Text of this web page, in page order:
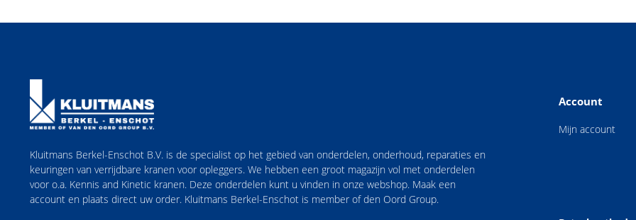
Kluitmans Berkel-Enschot B.V. is de specialist op het gebied van onderdelen, onderhoud, reparaties en
keuringen van verrijdbare kranen voor opleggers. We hebben een groot magazijn vol met onderdelen
voor o.a. Kennis and Kinetic kranen. Deze onderdelen kunt u vinden in onze webshop. Maak een
account en plaats direct uw order. Kluitmans Berkel-Enschot is member of den Oord Group.
Account
Mijn account